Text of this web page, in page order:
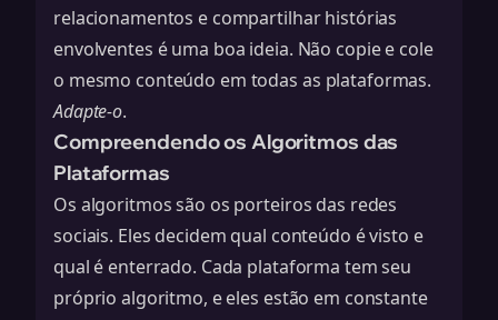
relacionamentos e compartilhar histórias
envolventes é uma boa ideia. Não copie e cole
o mesmo conteúdo em todas as plataformas.
Adapte-o.
Compreendendo os Algoritmos das
Plataformas
Os algoritmos são os porteiros das redes
sociais. Eles decidem qual conteúdo é visto e
qual é enterrado. Cada plataforma tem seu
próprio algoritmo, e eles estão em constante